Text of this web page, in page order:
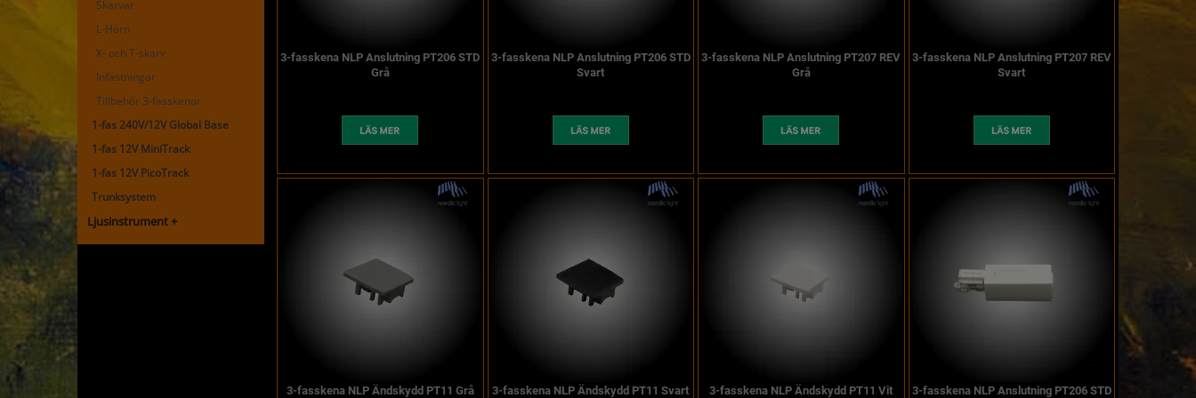
Skarvar
L-Hörn
X- och T-skarv
Infästningar
Tillbehör 3-fasskenor
1-fas 240V/12V Global Base
1-fas 12V MiniTrack
1-fas 12V PicoTrack
Trunksystem
Ljusinstrument +
3-fasskena NLP Anslutning PT206 STD
Grå
3-fasskena NLP Anslutning PT206 STD
Svart
3-fasskena NLP Anslutning PT207 REV
Grå
3-fasskena NLP Anslutning PT207 REV
Svart
3-fasskena NLP Ändskydd PT11 Grå 3-fasskena NLP Ändskydd PT11 Svart 3-fasskena NLP Ändskydd PT11 Vit 3-fasskena NLP Anslutning PT206 STD